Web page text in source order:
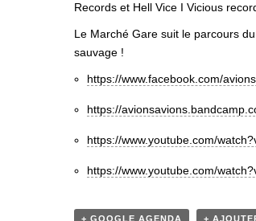
Records et Hell Vice I Vicious
Le Marché Gare suit le parcours
sauvage !
https://www.facebook.com/
https://
https://www.youtube.com/
https://www.youtube.com/
+ GOOGLE AGENDA +